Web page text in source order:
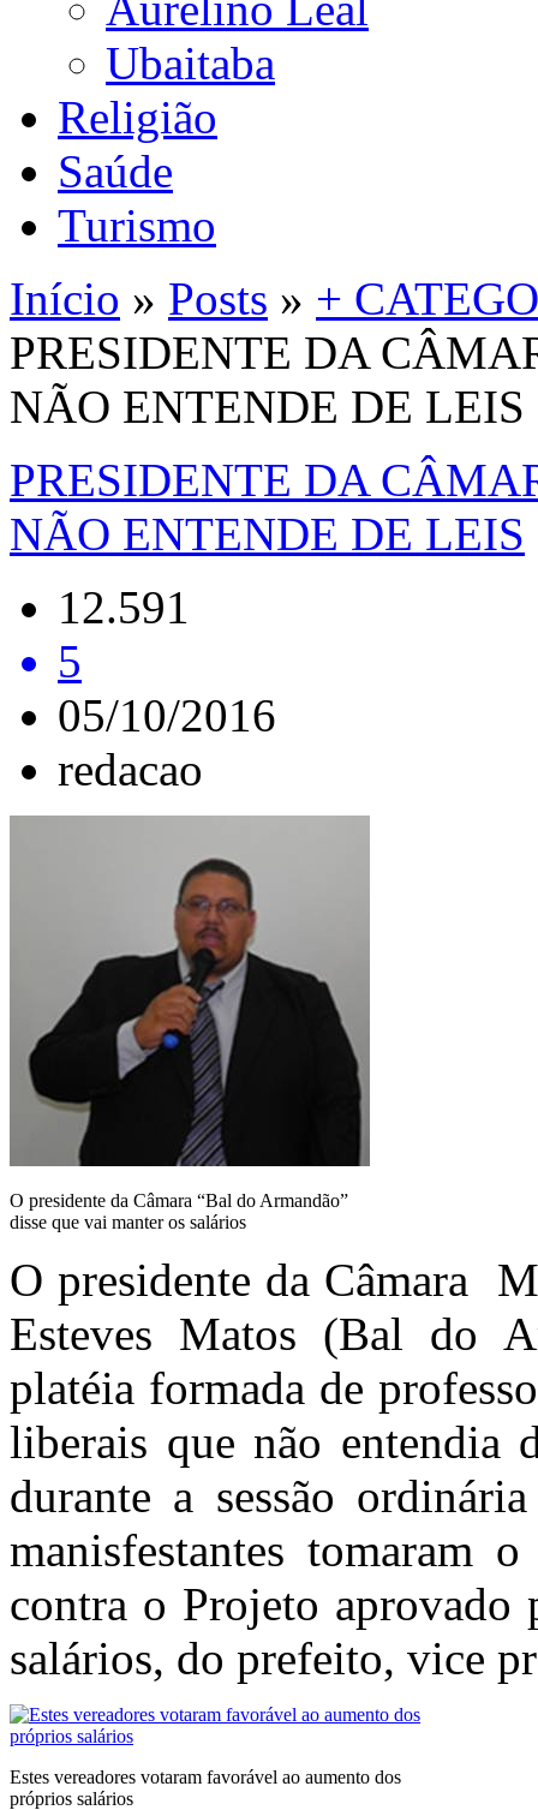
Ubaitaba
Religião
Saúde
Turismo
Início » Posts » +
PRESIDENTE DA
NÃO ENTENDE DE LEIS
PRESIDENTE DA
NÃO ENTENDE DE LEIS
12.591
5
05/10/2016
redacao
O presidente da Câmara “Bal do Armandão”
disse que vai manter os salários
O presidente da Câmara
Esteves Matos (Bal do
platéia formada de
liberais que não entendia
durante a sessão
manisfestantes tomaram
contra o Projeto aprovado
salários, do prefeito, vice
Estes vereadores votaram favorável ao aumento dos
próprios salários